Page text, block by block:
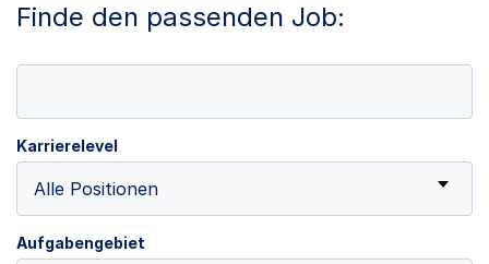
Finde den passenden Job:
Karrierelevel
Alle Positionen
Aufgabengebiet